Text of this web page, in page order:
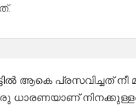
ആകെ പ്രസവിച്ചത് നീ
ധാരണയാണ്